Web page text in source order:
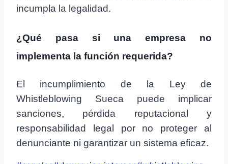
incumpla la legalidad.
¿Qué pasa si una empresa no
implementa la función requerida?
El incumplimiento de la Ley de
Whistleblowing Sueca puede implicar
sanciones, pérdida reputacional y
responsabilidad legal por no proteger al
denunciante ni garantizar un sistema eficaz.